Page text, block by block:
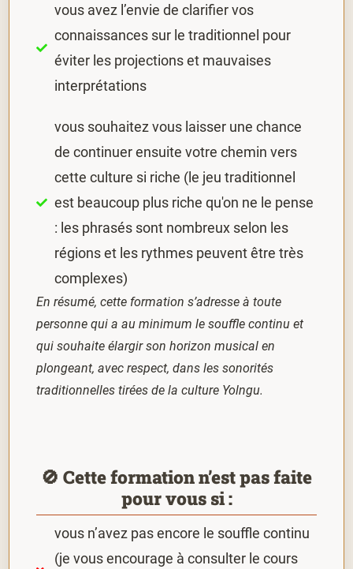
vous avez l’envie de clarifier vos
connaissances sur le traditionnel pour
éviter les projections et mauvaises
interprétations
vous souhaitez vous laisser une chance
de continuer ensuite votre chemin vers
cette culture si riche (le jeu traditionnel
est beaucoup plus riche qu'on ne le pense
: les phrasés sont nombreux selon les
régions et les rythmes peuvent être très
complexes)
En résumé, cette formation s’adresse à toute
personne qui a au minimum le souffle continu et
qui souhaite élargir son horizon musical en
plongeant, avec respect, dans les sonorités
traditionnelles tirées de la culture Yolngu.
🚫 Cette formation n’est pas faite
pour vous si :
vous n’avez pas encore le souffle continu
(je vous encourage à consulter le cours